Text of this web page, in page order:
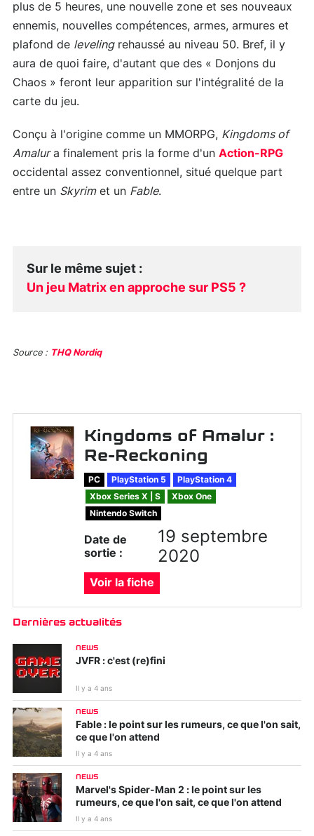
plus de 5 heures, une nouvelle zone et ses nouveaux
ennemis, nouvelles compétences, armes, armures et
plafond de levelingrehaussé au niveau 50. Bref, il y
aura de quoi faire, d'autant que des « Donjons du
Chaos » feront leur apparition sur l'intégralité de la
carte du jeu.
Conçu à l'origine comme un MMORPG, Kingdoms of
Amalura finalement pris la forme d'un Action-RPG
occidental assez conventionnel, situé quelque part
entre un Skyrimet un Fable.
Sur le même sujet :
Un jeu Matrix en approche sur PS5 ?
Source : THQ Nordiq
Kingdoms of Amalur :
Re-Reckoning
PC PlayStation 5
PlayStation 4
Xbox Series X | S
Xbox One
Nintendo Switch
Date de
sortie :
19 septembre
2020
Voir la fiche
Dernières actualités
NEWS
JVFR : c'est (re)fini
Il y a 4 ans
NEWS
Fable : le point sur les rumeurs, ce que l'on sait,
ce que l'on attend
Il y a 4 ans
NEWS
Marvel's Spider-Man 2 : le point sur les
rumeurs, ce que l'on sait, ce que l'on attend
Il y a 4 ans